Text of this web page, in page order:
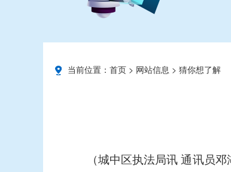
当前位置： 首页 > 网站信息 > 猜你想了解
（城中区执法局讯 通讯员邓